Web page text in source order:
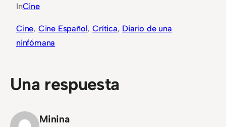
InCine
Cine, Cine Español, Crítica, Diario de una
ninfómana
Una respuesta
Minina